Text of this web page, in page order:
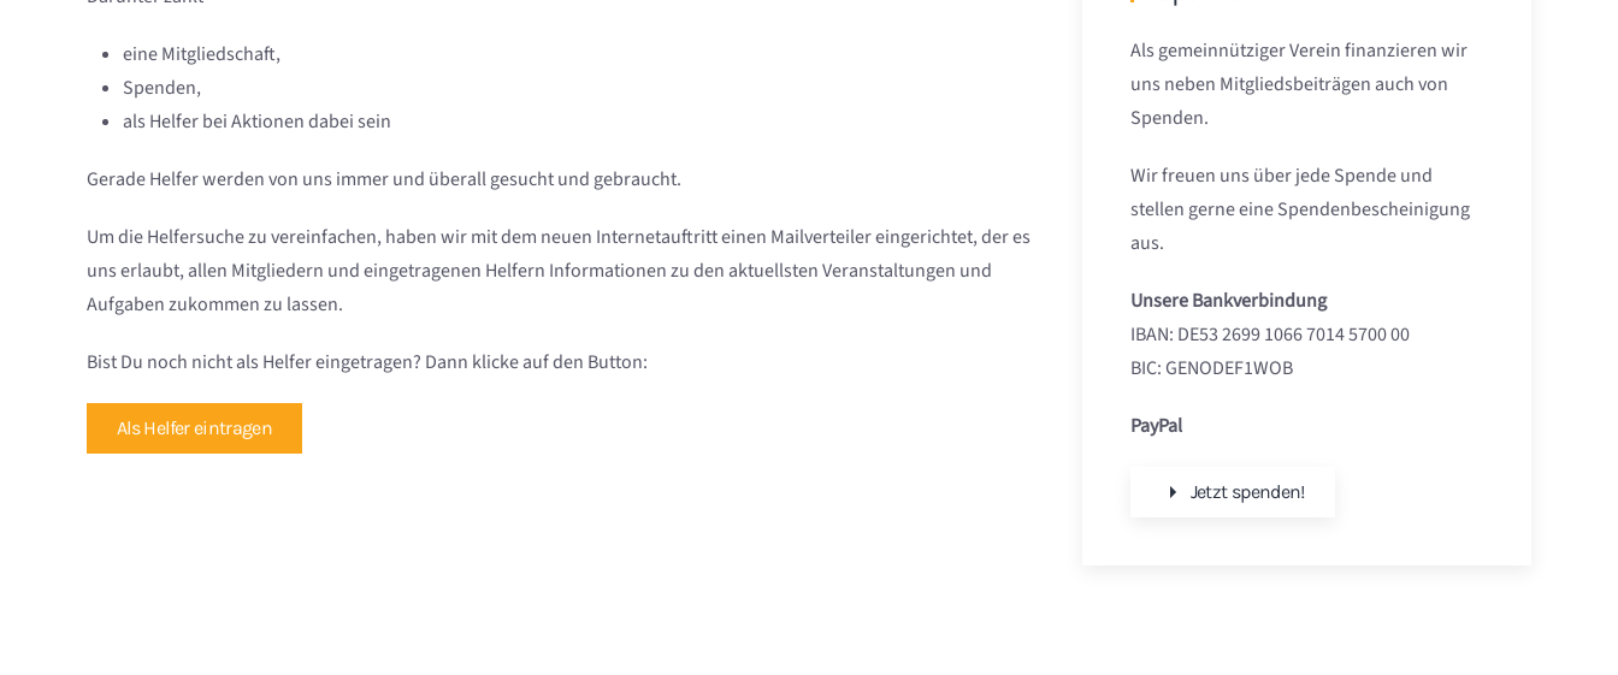
eine Mitgliedschaft,
Spenden,
als Helfer bei Aktionen dabei sein
Gerade Helfer werden von uns immer und überall gesucht und gebraucht.
Um die Helfersuche zu vereinfachen, haben wir mit dem neuen Internetauftritt einen Mailverteiler eingerichtet, der es
uns erlaubt, allen Mitgliedern und eingetragenen Helfern Informationen zu den aktuellsten Veranstaltungen und
Aufgaben zukommen zu lassen.
Bist Du noch nicht als Helfer eingetragen? Dann klicke auf den Button:
Als Helfer eintragen
Als gemeinnütziger Verein finanzieren wir
uns neben Mitgliedsbeiträgen auch von
Spenden.
Wir freuen uns über jede Spende und
stellen gerne eine Spendenbescheinigung
aus.
Unsere Bankverbindung
IBAN: DE53 2699 1066 7014 5700 00
BIC: GENODEF1WOB
PayPal
Jetzt spenden!